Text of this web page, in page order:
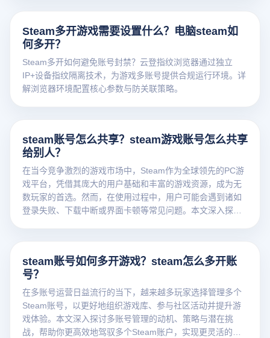
Steam多开游戏需要设置什么？电脑steam如
何多开？
Steam多开如何避免账号封禁？云登指纹浏览器通过独立
IP+设备指纹隔离技术，为游戏多账号提供合规运行环境。详
解浏览器环境配置核心参数与防关联策略。
steam账号怎么共享？steam游戏账号怎么共享
给别人？
在当今竞争激烈的游戏市场中，Steam作为全球领先的PC游
戏平台，凭借其庞大的用户基础和丰富的游戏资源，成为无
数玩家的首选。然而，在使用过程中，用户可能会遇到诸如
登录失败、下载中断或界面卡顿等常见问题。本文深入探讨
steam账号如何多开游戏？steam怎么多开账
号？
在多账号运营日益流行的当下，越来越多玩家选择管理多个
Steam账号，以更好地组织游戏库、参与社区活动并提升游
戏体验。本文深入探讨多账号管理的动机、策略与潜在挑
战，帮助你更高效地驾驭多个Steam账户，实现更灵活的数